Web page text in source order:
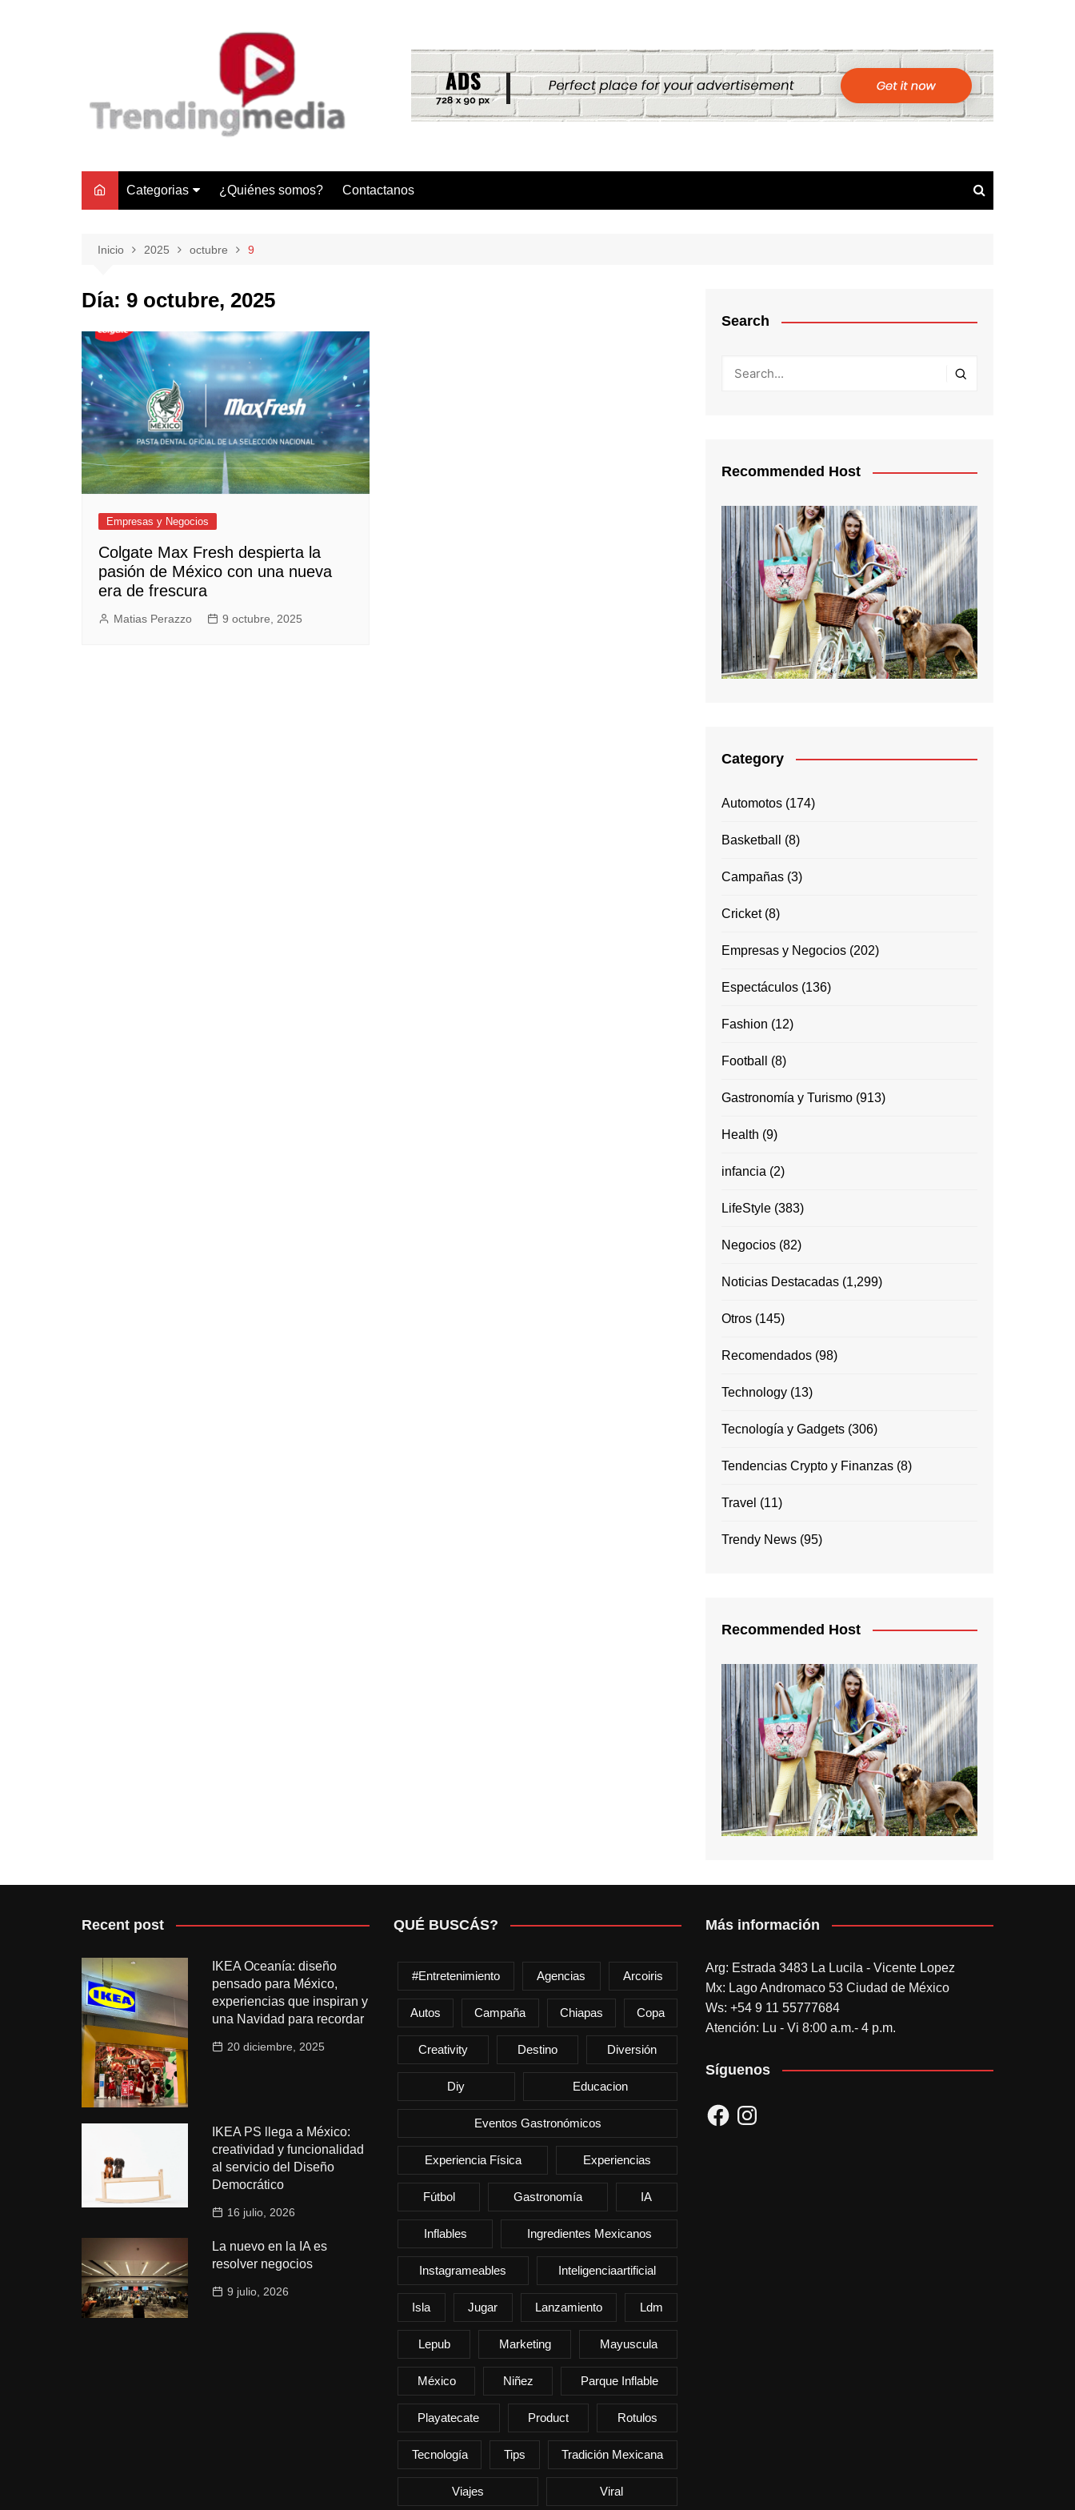
Categorias
Negocios
Lifestyle
Motores
Tecnología y Gadgets
Empresas y Negocios
Automotos
Espectáculos
Trendy News
LifeStyle
Negocios
¿Quiénes somos? Contactanos
Inicio 2025 octubre 9
Día: 9 octubre, 2025
Empresas y Negocios
Colgate Max Fresh despierta la
pasión de México con una nueva
era de frescura
Matias Perazzo 9 octubre, 2025
Search
Recommended Host
Category
Automotos (174)
Basketball (8)
Campañas (3)
Cricket(8)
Empresas y Negocios (202)
Espectáculos (136)
Fashion (12)
Football (8)
Gastronomía y Turismo (913)
Health (9)
infancia (2)
LifeStyle (383)
Negocios (82)
Noticias Destacadas (1,299)
Otros (145)
Recomendados (98)
Technology (13)
Tecnología y Gadgets (306)
Tendencias Crypto y Finanzas (8)
Travel (11)
Trendy News (95)
Recommended Host
Recent post
IKEA Oceanía: diseño
pensado para México,
experiencias que inspiran y
una Navidad para recordar
20 diciembre, 2025
IKEA PS llega a México:
creatividad y funcionalidad
al servicio del Diseño
Democrático
16 julio, 2026
La nuevo en la IA es
resolver negocios
9 julio, 2026
QUÉ BUSCÁS?
#entretenimiento Agencias Arcoiris
Autos Campaña Chiapas Copa
Creativity Destino Diversión
Diy Educacion
Eventos Gastronómicos
Experiencia Física Experiencias
Fútbol Gastronomía IA
Inflables Ingredientes Mexicanos
Instagrameables Inteligenciaartificial
Isla Jugar Lanzamiento Ldm
Lepub Marketing Mayuscula
México Niñez Parque Inflable
Playatecate Product Rotulos
Tecnología Tips Tradición Mexicana
Viajes Viral
Más información
Arg: Estrada 3483 La Lucila - Vicente Lopez
Mx: Lago Andromaco 53 Ciudad de México
Ws: +54 9 11 55777684
Atención: Lu - Vi 8:00 a.m.- 4 p.m.
Síguenos
FacebookInstagram